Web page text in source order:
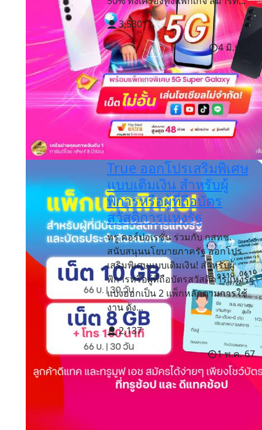
3,530
4 มิ.ย. 67
True ออกโปรเสริมพิเศษ
แบบเติมเงิน สำหรับผู้
พิการหรือผู้ที่ถือบัตร
สวัสดิการแห่งรัฐ
ทรู คอร์ปอเรชั่น ร่วมกับ กสทช.
สนับสนุนนโยบายภาครัฐ ออกโปร
เสริมพิเศษแบบเติมเงิน! สำหรับผู้
พิการหรือผู้ที่ถือบัตรสวัสดิการแห่งรัฐ
แบ่งออกเป็น 2 แพ็กหลักตามการใช้
งาน ดัง...
2,137
1 พ.ค. 67